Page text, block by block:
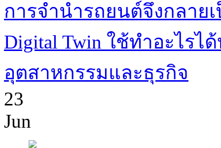
การจำนำรถยนต์จึงกลาย
Digital Twin ใช้ทำอะไรไ
อุตสาหกรรมและธุรกิจ
23
Jun